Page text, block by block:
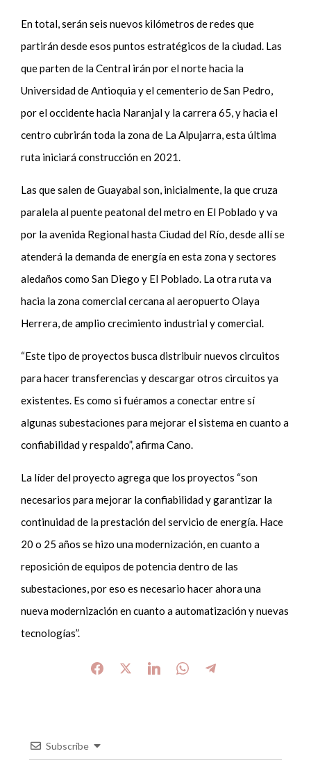
En total, serán seis nuevos kilómetros de redes que
partirán desde esos puntos estratégicos de la ciudad. Las
que parten de la Central irán por el norte hacia la
Universidad de Antioquia y el cementerio de San Pedro,
por el occidente hacia Naranjal y la carrera 65, y hacia el
centro cubrirán toda la zona de La Alpujarra, esta última
ruta iniciará construcción en 2021.
Las que salen de Guayabal son, inicialmente, la que cruza
paralela al puente peatonal del metro en El Poblado y va
por la avenida Regional hasta Ciudad del Río, desde allí se
atenderá la demanda de energía en esta zona y sectores
aledaños como San Diego y El Poblado. La otra ruta va
hacia la zona comercial cercana al aeropuerto Olaya
Herrera, de amplio crecimiento industrial y comercial.
“Este tipo de proyectos busca distribuir nuevos circuitos
para hacer transferencias y descargar otros circuitos ya
existentes. Es como si fuéramos a conectar entre sí
algunas subestaciones para mejorar el sistema en cuanto a
confiabilidad y respaldo”, afirma Cano.
La líder del proyecto agrega que los proyectos “son
necesarios para mejorar la confiabilidad y garantizar la
continuidad de la prestación del servicio de energía. Hace
20 o 25 años se hizo una modernización, en cuanto a
reposición de equipos de potencia dentro de las
subestaciones, por eso es necesario hacer ahora una
nueva modernización en cuanto a automatización y nuevas
tecnologías”.
Subscribe